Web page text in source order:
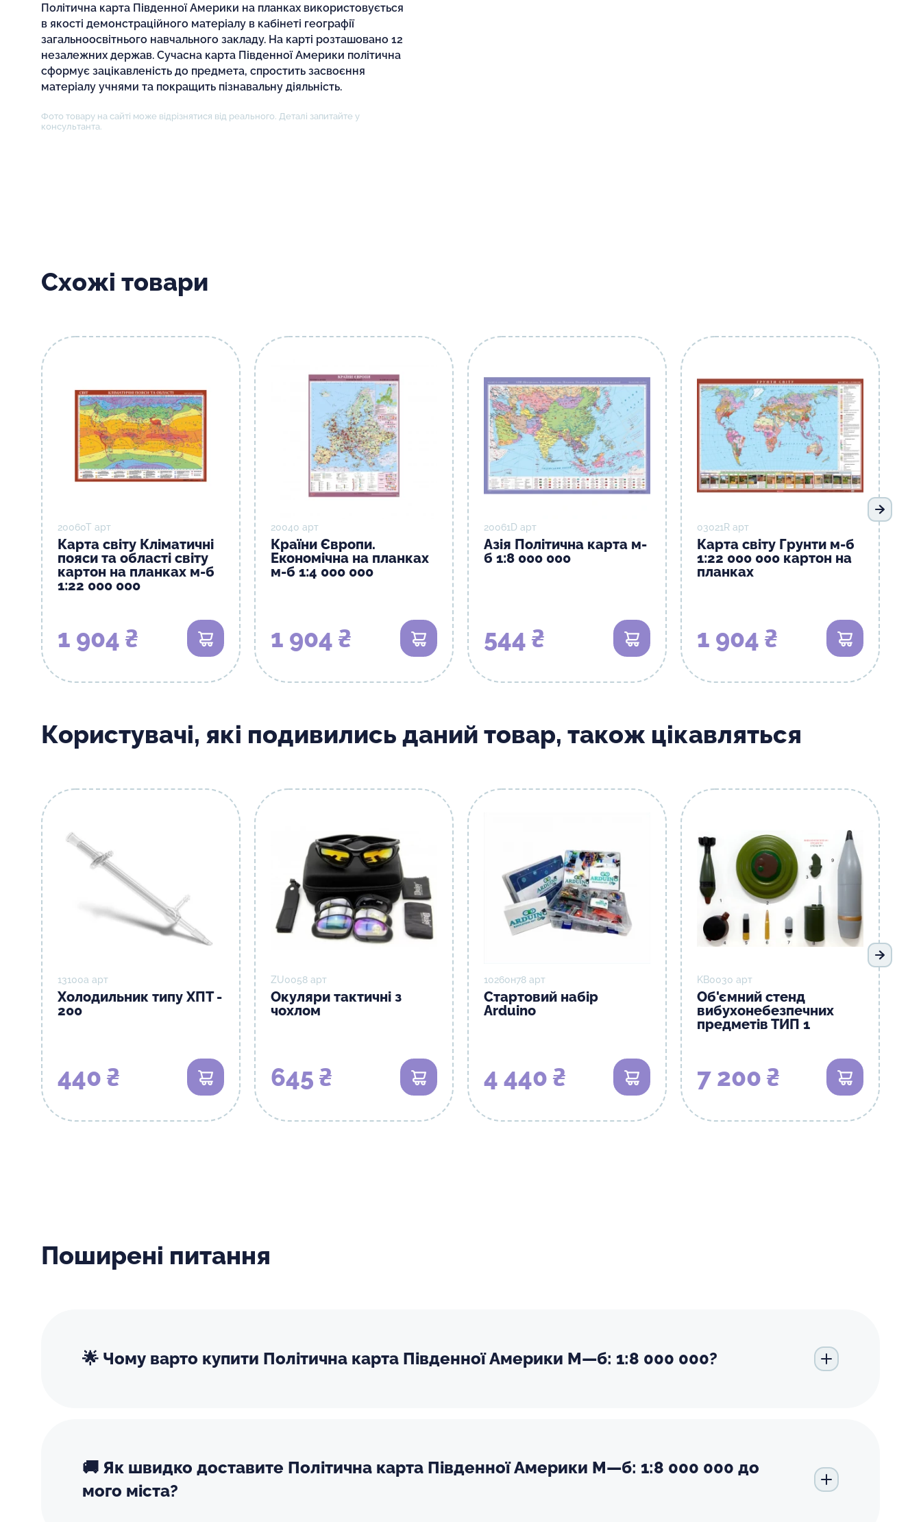
Політична карта Південної Америки на планках використовується
в якості демонстраційного матеріалу в кабінеті географії
загальноосвітнього навчального закладу. На карті розташовано 12
незалежних держав. Сучасна карта Південної Америки політична
сформує зацікавленість до предмета, спростить засвоєння
матеріалу учнями та покращить пізнавальну діяльність.
Фото товару на сайті може відрізнятися від реального. Деталі запитайте у
консультанта.
Схожі товари
20060T арт
Карта світу Кліматичні
пояси та області світу
картон на планках м-б
1:22 000 000
1 904 ₴ В кошик
20040 арт
Країни Європи.
Економічна на планках
м-б 1:4 000 000
1 904 ₴ В кошик
20061D арт
Азія Політична карта м-
б 1:8 000 000
544 ₴ В кошик
03021R арт
Карта світу Грунти м-б
1:22 000 000 картон на
планках
1 904 ₴ В кошик
Користувачі, які подивились даний товар, також цікавляться
13100а арт
Холодильник типу ХПТ -
200
440 ₴ В кошик
ZU0058 арт
Окуляри тактичні з
чохлом
645 ₴ В кошик
10260н78 арт
Стартовий набір
Arduino
4 440 ₴ В кошик
KB0030 арт
Об'ємний стенд
вибухонебезпечних
предметів ТИП 1
7 200 ₴ В кошик
Поширені питання
🌟 Чому варто купити Політична карта Південної Америки М—б: 1:8 000 000?
🚚 Як швидко доставите Політична карта Південної Америки М—б: 1:8 000 000 до
мого міста?